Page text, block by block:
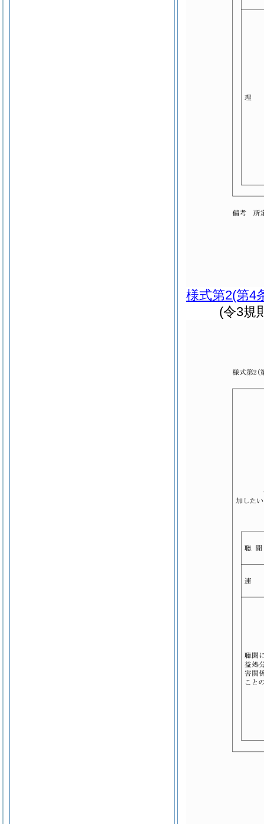
様式第2(第4
(令3規